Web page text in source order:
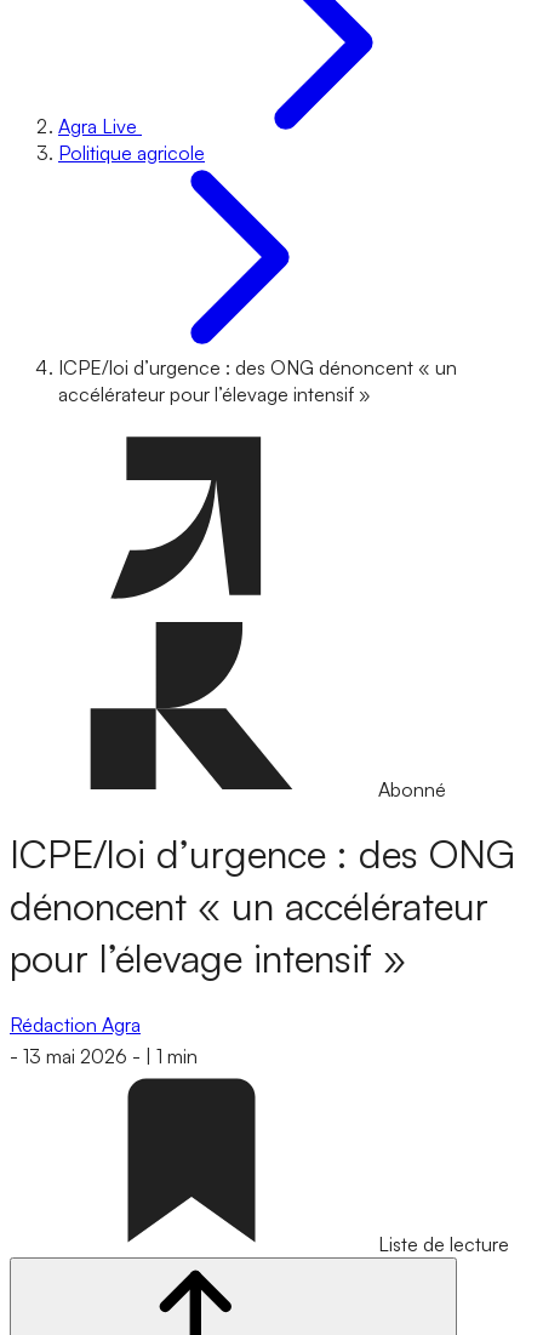
Agra Live
Politique agricole
ICPE/loi d’urgence : des ONG dénoncent « un
accélérateur pour l’élevage intensif »
Abonné
ICPE/loi d’urgence : des ONG
dénoncent « un accélérateur
pour l’élevage intensif »
Rédaction Agra
- 13 mai 2026 - 1 min
Liste de lecture